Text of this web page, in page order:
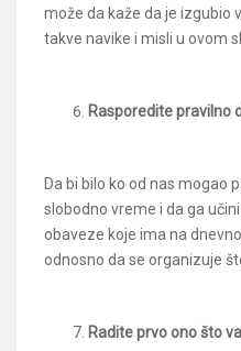
može da kaže da je izgubio
takve navike i misli u ovom
Rasporedite pravilno
Da bi bilo ko od nas mogao
slobodno vreme i da ga
obaveze koje ima na
odnosno da se organizuje
Radite prvo ono što